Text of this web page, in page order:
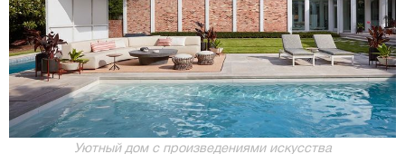
Уютный дом с произведениями искусства